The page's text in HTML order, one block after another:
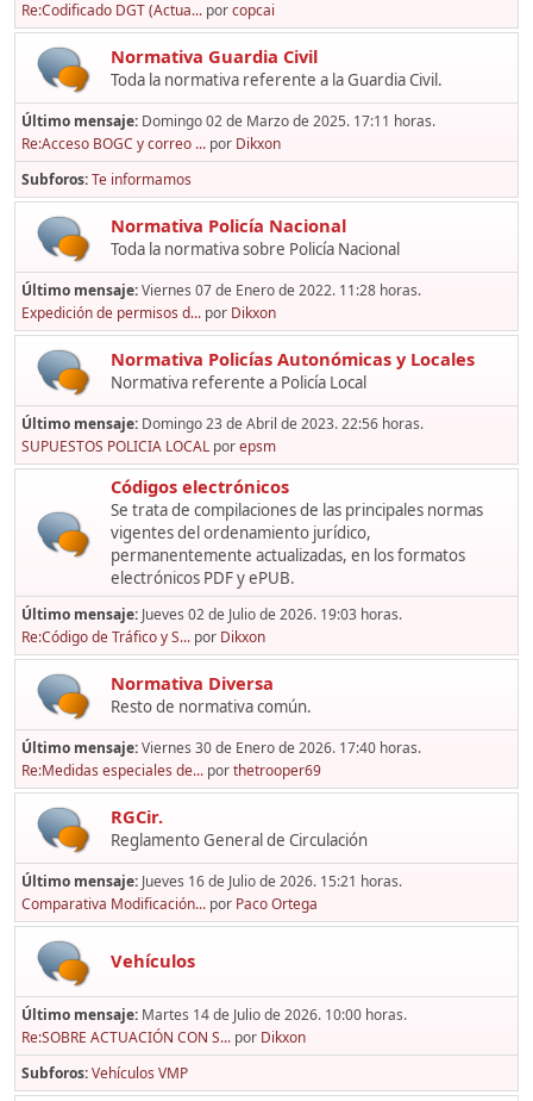
Re:Codificado DGT (Actua... porcopcai
Normativa Guardia Civil
Toda la normativa referente a la Guardia Civil.
Último mensaje: Domingo 02 de Marzo de 2025. 17:11 horas.
Re:Acceso BOGC y correo ... por Dikxon
Subforos Te informamos
Normativa Policía Nacional
Toda la normativa sobre Policía Nacional
Último mensaje:Viernes 07 de Enero de 2022. 11:28 horas.
Expedición de permisos d... por Dikxon
Normativa Policías Autonómicas y Locales
Normativa referente a Policía Local
Último mensaje: Domingo 23 de Abril de 2023. 22:56 horas.
SUPUESTOS POLICIA LOCAL porepsm
Códigos electrónicos
Se trata de compilaciones de las principales normas
vigentes del ordenamiento jurídico,
permanentemente actualizadas, en los formatos
electrónicos PDF y ePUB.
Último mensaje: Jueves 02 de Julio de 2026. 19:03 horas.
Re:Código de Tráfico y S... por Dikxon
Normativa Diversa
Resto de normativa común.
Último mensaje:Viernes 30 de Enero de 2026. 17:40 horas.
Re:Medidas especiales de... porthetrooper69
RGCir.
Reglamento General de Circulación
Último mensaje: Jueves 16 de Julio de 2026. 15:21 horas.
Comparativa Modificación... por Paco Ortega
Vehículos
Último mensaje: Martes 14 de Julio de 2026. 10:00 horas.
Re:SOBRE ACTUACIÓN CON S... por Dikxon
Subforos Vehículos VMP